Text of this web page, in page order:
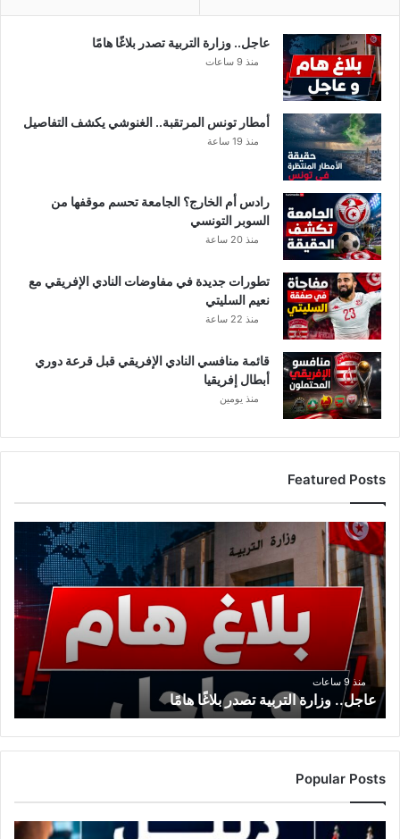
عاجل.. وزارة التربية تصدر بلاغًا هامًا
منذ 9 ساعات
أمطار تونس المرتقبة.. الغنوشي يكشف التفاصيل
منذ 19 ساعة
رادس أم الخارج؟ الجامعة تحسم موقفها من
السوبر التونسي
منذ 20 ساعة
تطورات جديدة في مفاوضات النادي الإفريقي مع
نعيم السليتي
منذ 22 ساعة
قائمة منافسي النادي الإفريقي قبل قرعة دوري
أبطال إفريقيا
منذ يومين
Featured Posts
عاجل..
وزارة
التربية
تصدر
بلاغًا
هامًا
منذ 9 ساعات
عاجل.. وزارة التربية تصدر بلاغًا هامًا
Popular Posts